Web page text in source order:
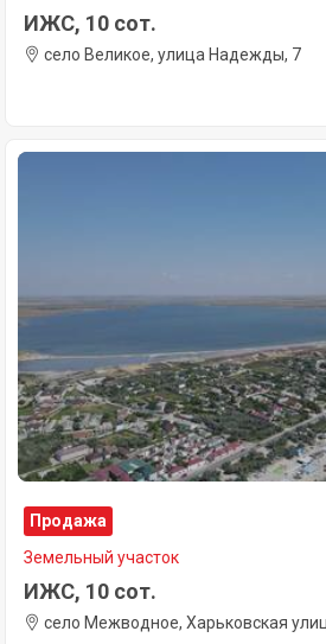
ИЖС, 10 сот.
село Великое, улица Надежды, 7
Продажа
Земельный участок
ИЖС, 10 сот.
село Межводное, Харьковская